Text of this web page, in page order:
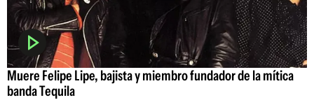
Muere Felipe Lipe, bajista y miembro fundador de la mítica
banda Tequila